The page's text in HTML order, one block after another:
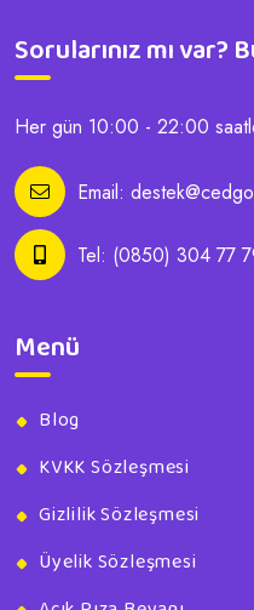
Sorularınız mı var?
Her gün 10:00 - 22:00
Email:
Tel: (0850) 304 77
Menü
Blog
KVKK Sözleşmesi
Gizlilik Sözleşmesi
Üyelik Sözleşmesi